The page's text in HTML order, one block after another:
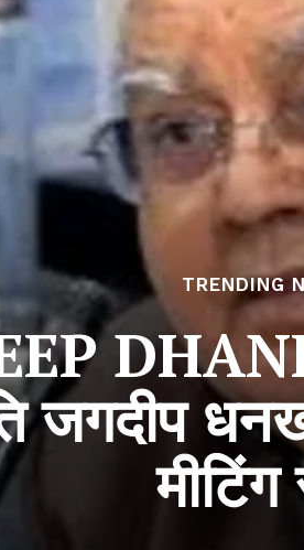
TRENDING
जगदीप